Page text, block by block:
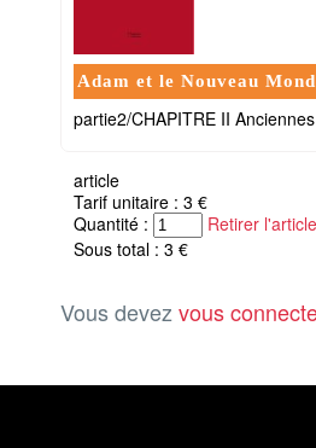
Adam et le Nouveau
partie2/CHAPITRE II
article
Tarif unitaire : 3 €
Quantité :
Retirer l'article
Sous total : 3 €
Vous devez vous